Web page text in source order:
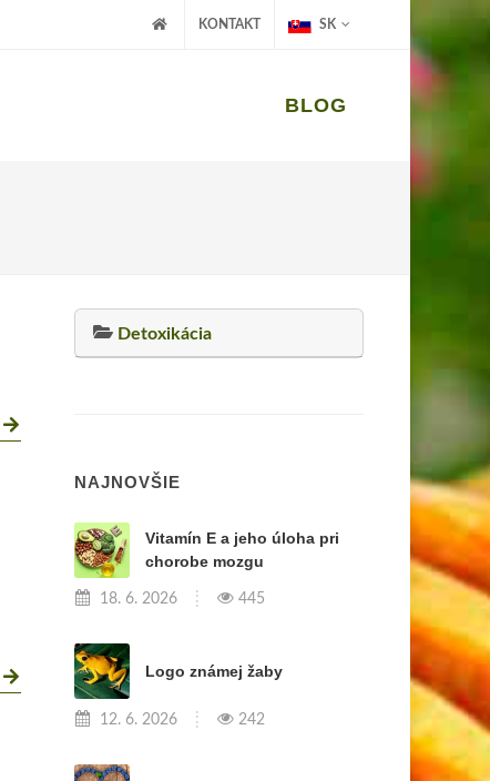
KONTAKT SK
BLOG
Detoxikácia
NAJNOVŠIE
Vitamín E a jeho úloha pri
chorobe mozgu
18. 6. 2026 445
Logo známej žaby
12. 6. 2026 242